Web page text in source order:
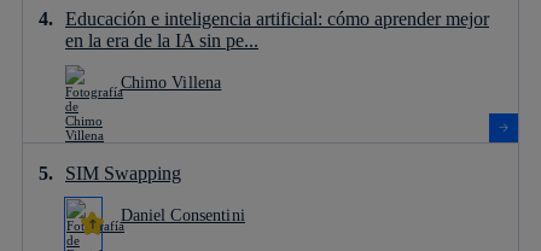
Educación e inteligencia artificial: cómo aprender mejor
en la era de la IA sin pe...
Chimo Villena
SIM Swapping
Daniel Consentini